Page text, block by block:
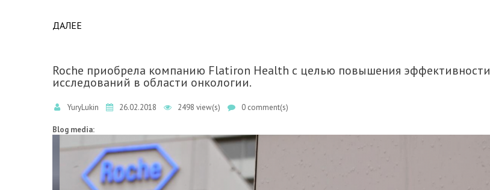
ДАЛЕЕ
Roche приобрела компанию Flatiron Health с целью повышения эффективности
исследований в области онкологии.
YuryLukin 26.02.2018 2498 view(s) 0 comment(s)
Blog media: